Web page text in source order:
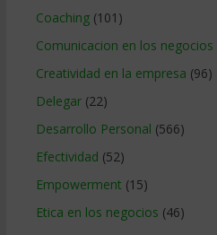
Coaching(101)
Comunicacion en los negocios
Creatividad en la empresa (96)
Delegar(22)
Desarrollo Personal (566)
Efectividad (52)
Empowerment (15)
Etica en los negocios (46)